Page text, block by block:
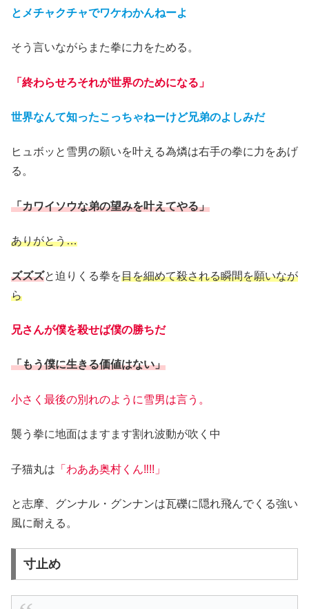
とメチャクチャでワケわかんねーよ
そう言いながらまた拳に力をためる。
「終わらせろそれが世界のためになる」
世界なんて知ったこっちゃねーけど兄弟のよしみだ
ヒュボッと雪男の願いを叶える為燐は右手の拳に力をあげ
る。
「カワイソウな弟の望みを叶えてやる」
ありがとう…
ズズズと迫りくる拳を目を細めて殺される瞬間を願いなが
ら
兄さんが僕を殺せば僕の勝ちだ
「もう僕に生きる価値はない」
小さく最後の別れのように雪男は言う。
襲う拳に地面はますます割れ波動が吹く中
子猫丸は 「わああ奥村くん‼!!」
と志摩、グンナル・グンナンは瓦礫に隠れ飛んでくる強い
風に耐える。
寸止め